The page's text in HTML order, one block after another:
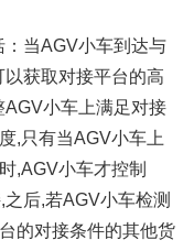
当AGV小车到达与
获取对接平台的高
小车上满足对接
,只有当AGV小车上
,AGV小车才控制
后,若AGV小车检测
的对接条件的其他货